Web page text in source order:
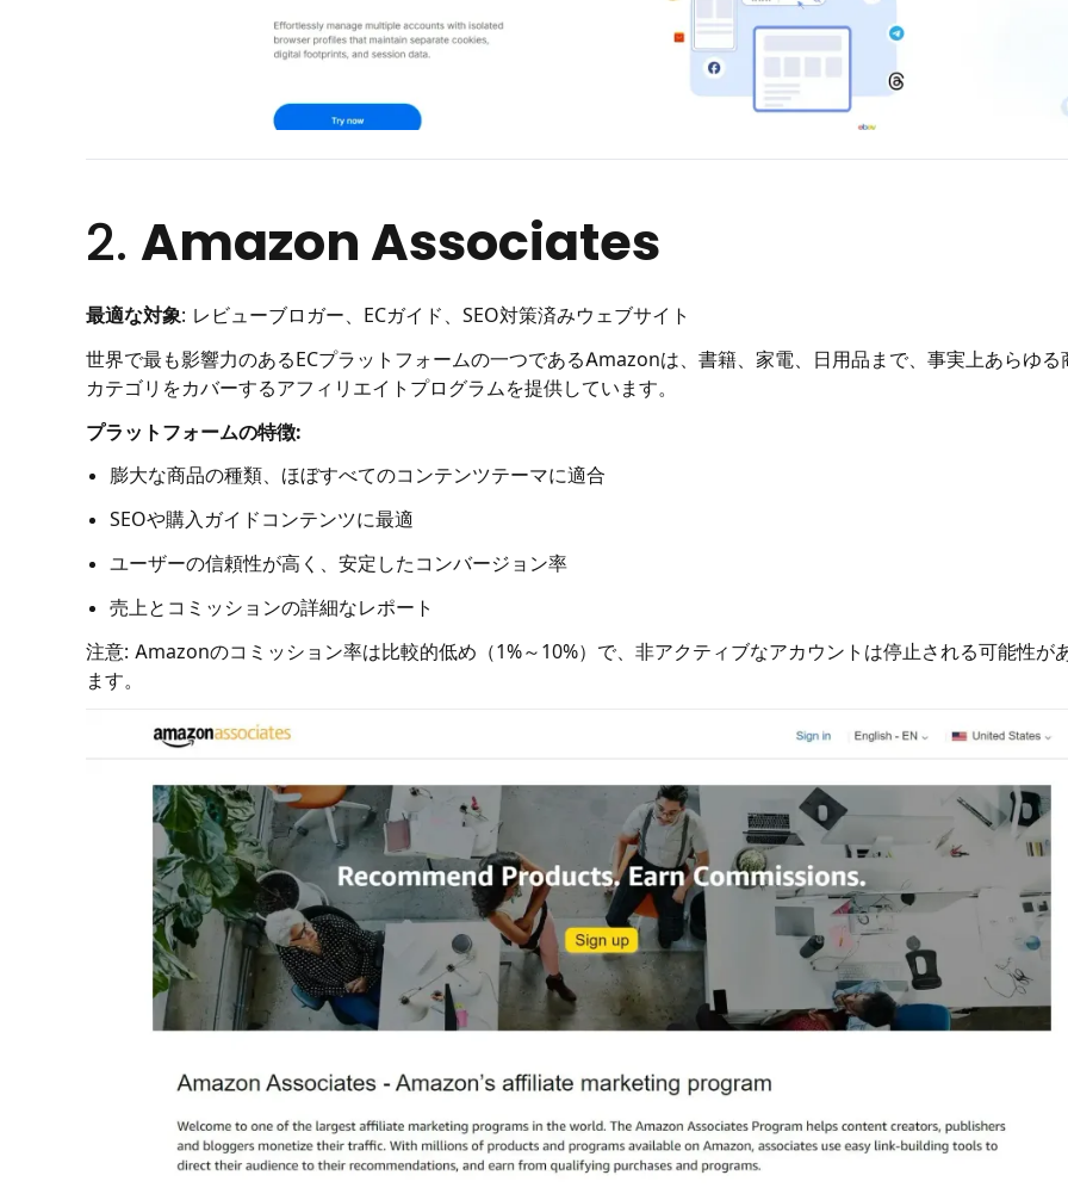
2. Amazon Associates
最適な対象: レビューブロガー、ECガイド、SEO対策済みウェブサイト
世界で最も影響力のあるECプラットフォームの一つであるAmazonは、書籍、家電、日用品まで、事実上あらゆる
カテゴリをカバーするアフィリエイトプログラムを提供しています。
プラットフォームの特徴:
膨大な商品の種類、ほぼすべてのコンテンツテーマに適合
SEOや購入ガイドコンテンツに最適
ユーザーの信頼性が高く、安定したコンバージョン率
売上とコミッションの詳細なレポート
注意: Amazonのコミッション率は比較的低め（1%～10%）で、非アクティブなアカウントは停止される可能性が
ます。